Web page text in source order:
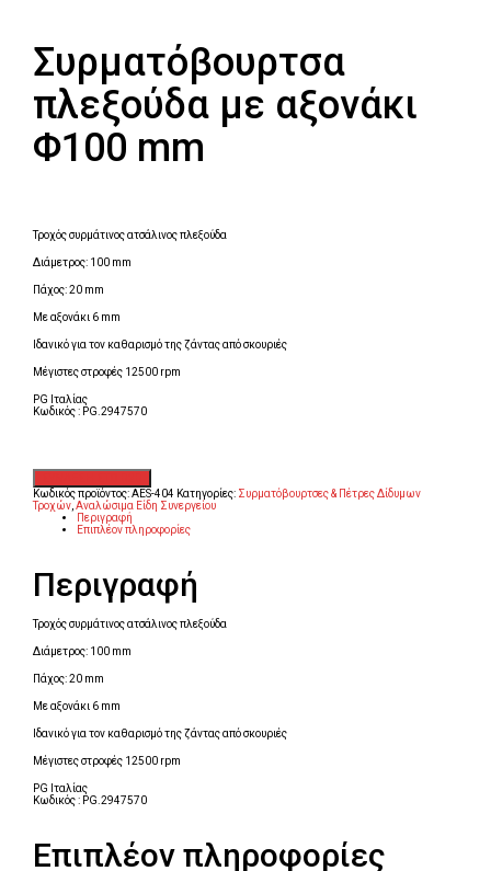
Συρματόβουρτσα
πλεξούδα με αξονάκι
Φ100 mm
Τροχός συρμάτινος ατσάλινος πλεξούδα
Διάμετρος: 100 mm
Πάχος: 20 mm
Mε αξονάκι 6 mm
Ιδανικό για τον καθαρισμό της ζάντας από σκουριές
Μέγιστες στροφές 12500 rpm
PG Ιταλίας
Κωδικός : PG.2947570
Κωδικός προϊόντος:AES-404 Κατηγορίες: Συρματόβουρτσες & Πέτρες Δίδυμων
Τροχών Αναλώσιμα Είδη Συνεργείου
Περιγραφή
Επιπλέον πληροφορίες
Περιγραφή
Τροχός συρμάτινος ατσάλινος πλεξούδα
Διάμετρος: 100 mm
Πάχος: 20 mm
Mε αξονάκι 6 mm
Ιδανικό για τον καθαρισμό της ζάντας από σκουριές
Μέγιστες στροφές 12500 rpm
PG Ιταλίας
Κωδικός : PG.2947570
Επιπλέον πληροφορίες